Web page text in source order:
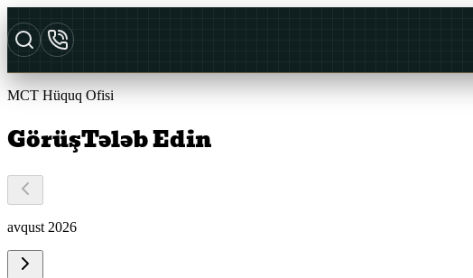
MCT Hüquq Ofisi
GörüşTələb Edin
avqust 2026